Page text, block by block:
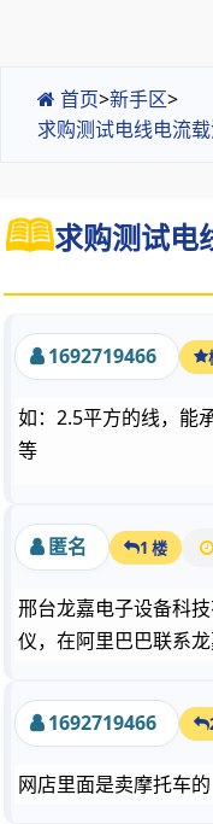
首页>新手区>
求购测试电线电流载
求购测试电
1692719466
如：2.5平方的线，能
等
匿名 1 楼
邢台龙嘉电子设备科
仪，在阿里巴巴联系
1692719466
网店里面是卖摩托车的